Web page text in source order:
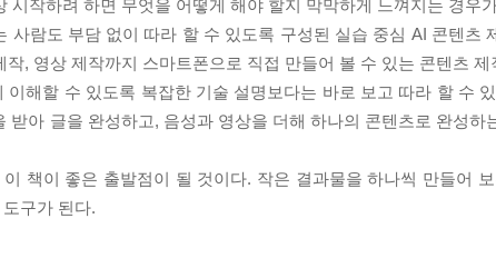
시작하려 하면 무엇을 어떻게 해야 할지 막막하게 느껴지는 경우
사람도 부담 없이 따라 할 수 있도록 구성된 실습 중심 AI 콘텐츠
작, 영상 제작까지 스마트폰으로 직접 만들어 볼 수 있는 콘텐츠
이해할 수 있도록 복잡한 기술 설명보다는 바로 보고 따라 할 수
받아 글을 완성하고, 음성과 영상을 더해 하나의 콘텐츠로 완성
책이 좋은 출발점이 될 것이다. 작은 결과물을 하나씩 만들어
구가 된다.